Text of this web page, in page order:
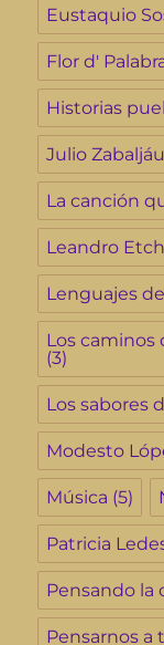
Eustaquio
Flor d'
Historias
Julio
La canción
Leandro
Lenguajes
Los caminos
(3)
Los sabores
Modesto
Música (5)
Patricia
Pensando la
Pensarnos a